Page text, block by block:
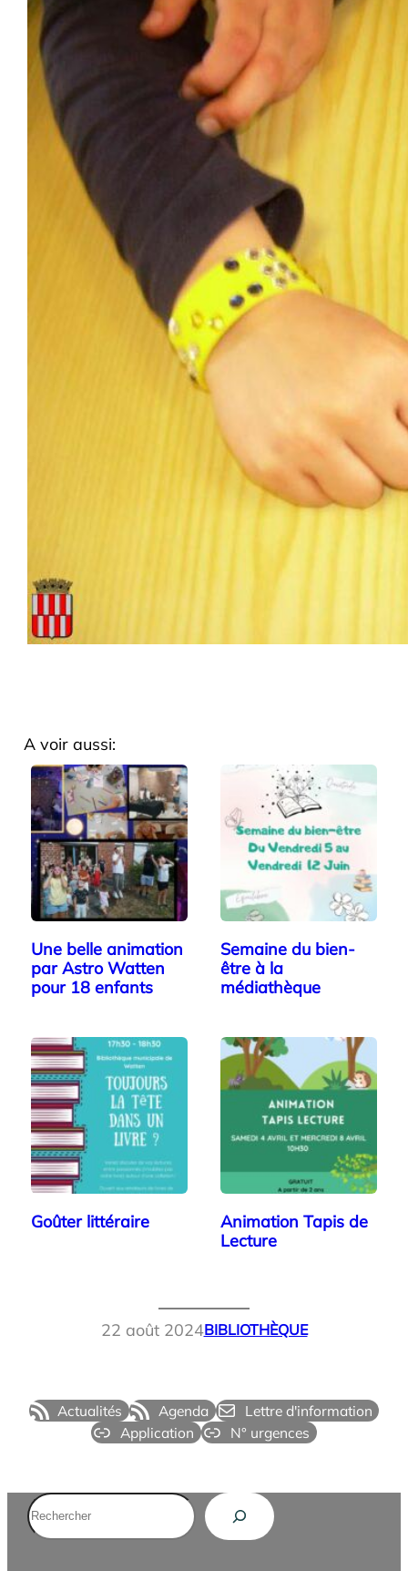
A voir aussi:
Une belle animation
par Astro Watten
pour 18 enfants
Semaine du bien-
être à la
médiathèque
Goûter littéraire
Animation Tapis de
Lecture
22 août 2024BIBLIOTHÈQUE
Actualités Agenda
Lettre d'information
Application
N° urgences
Rechercher